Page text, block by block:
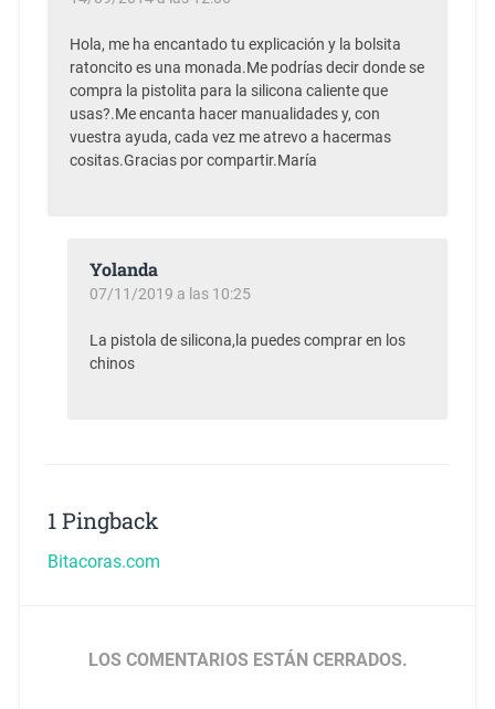
Hola, me ha encantado tu explicación y la bolsita
ratoncito es una monada.Me podrías decir donde se
compra la pistolita para la silicona caliente que
usas?.Me encanta hacer manualidades y, con
vuestra ayuda, cada vez me atrevo a hacermas
cositas.Gracias por compartir.María
Yolanda
07/11/2019 a las 10:25
La pistola de silicona,la puedes comprar en los
chinos
1 Pingback
Bitacoras.com
LOS COMENTARIOS ESTÁN CERRADOS.